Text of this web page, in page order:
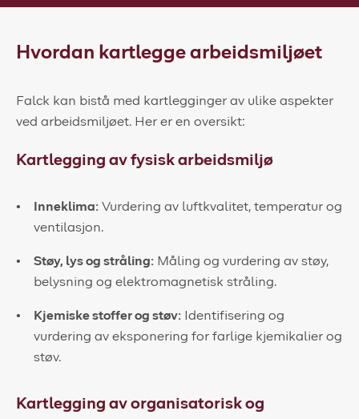
Hvordan kartlegge arbeidsmiljøet
Falck kan bistå med kartlegginger av ulike aspekter
ved arbeidsmiljøet. Her er en oversikt:
Kartlegging av fysisk arbeidsmiljø
Inneklima: Vurdering av luftkvalitet, temperatur og
ventilasjon.
Støy, lys og stråling: Måling og vurdering av støy,
belysning og elektromagnetisk stråling.
Kjemiske stoffer og støv: Identifisering og
vurdering av eksponering for farlige kjemikalier og
støv.
Kartlegging av organisatorisk og